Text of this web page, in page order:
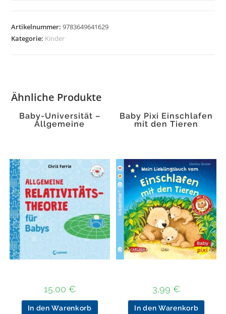
Menge
Artikelnummer:9783649641629
Kategorie: Kinder
Ähnliche Produkte
Baby-Universität –
Allgemeine
Relativitätstheorie für
15,00 €
In den Warenkorb
Baby Pixi Einschlafen
mit den Tieren
3,99 €
In den Warenkorb